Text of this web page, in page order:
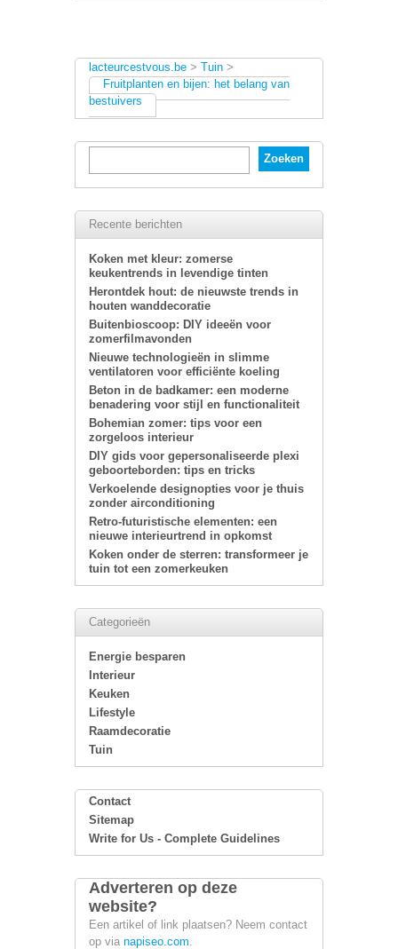
lacteurcestvous.be > Tuin >
Fruitplanten en bijen: het belang van
bestuivers
Recente berichten
Koken met kleur: zomerse
keukentrends in levendige tinten
Herontdek hout: de nieuwste trends in
houten wanddecoratie
Buitenbioscoop: DIY ideeën voor
zomerfilmavonden
Nieuwe technologieën in slimme
ventilatoren voor efficiënte koeling
Beton in de badkamer: een moderne
benadering voor stijl en functionaliteit
Bohemian zomer: tips voor een
zorgeloos interieur
DIY gids voor gepersonaliseerde plexi
geboorteborden: tips en tricks
Verkoelende designopties voor je thuis
zonder airconditioning
Retro-futuristische elementen: een
nieuwe interieurtrend in opkomst
Koken onder de sterren: transformeer je
tuin tot een zomerkeuken
Categorieën
Energie besparen
Interieur
Keuken
Lifestyle
Raamdecoratie
Tuin
Contact
Sitemap
Write for Us - Complete Guidelines
Adverteren op deze
website?
Een artikel of link plaatsen? Neem contact
op via napiseo.com